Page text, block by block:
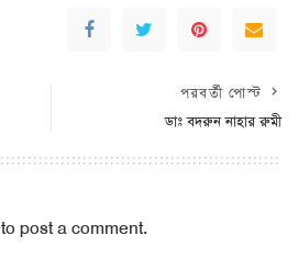
পরবর্তী পোস্ট
ডাঃ বদরুন নাহার রুমী
to post a comment.